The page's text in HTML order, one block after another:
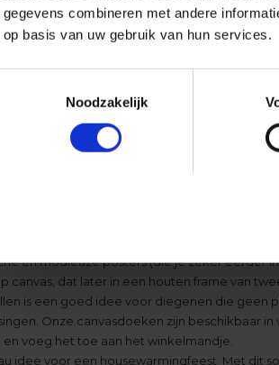
gegevens combineren met andere
op basis van uw gebruik van hun services.
Noodzakelijk
daar zou een ander patroon moeten zijn ...
speciale prijs kopen.
waar we vaak op terugkomen.
verdwalen in een vreemde stad lijkt niet zo
is ook een plaats voor herinneringen
van een ontbijt in de keuken?
foto op canvas vereist foto's van goede
Dit betekent echter niet dat je alleen
gemaakt.
kun je lezen hoe je goede
gepersonaliseerde foto op canvas niet aan
VOOR EEN KANT-EN-
en modieuze posters (die je zeker eerder
canvas, dat later in een houten frame van
is een goed idee voor diegenen die
Onze canvasdoeken zijn beschikbaar
voeg het toe aan het winkelmandje.
idee voor een housewarmingfeest. Met dit